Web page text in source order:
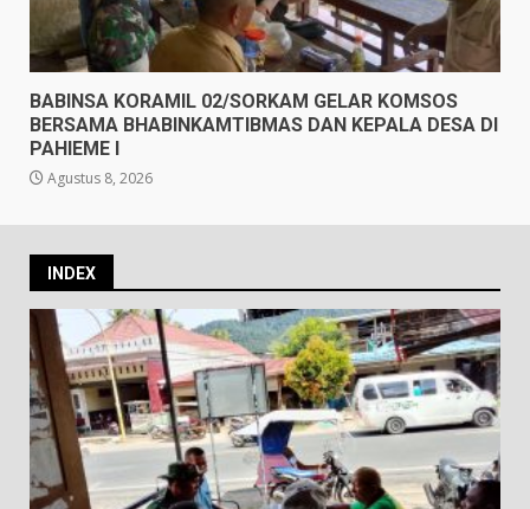
BABINSA KORAMIL 02/SORKAM GELAR KOMSOS
BERSAMA BHABINKAMTIBMAS DAN KEPALA DESA DI
PAHIEME I
Agustus 8, 2026
INDEX